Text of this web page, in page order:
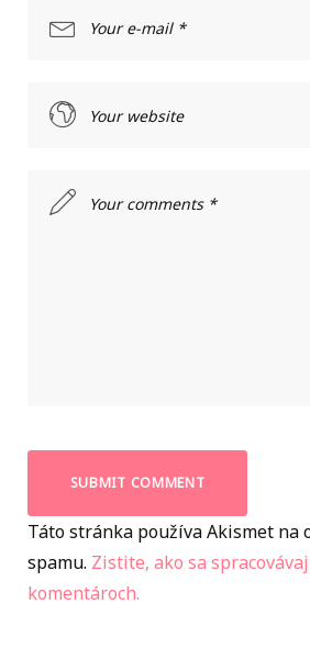
Táto stránka používa Akismet na
spamu. Zistite, ako sa
komentároch.